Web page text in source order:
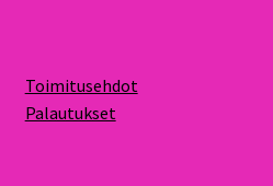
Toimitusehdot
Palautukset